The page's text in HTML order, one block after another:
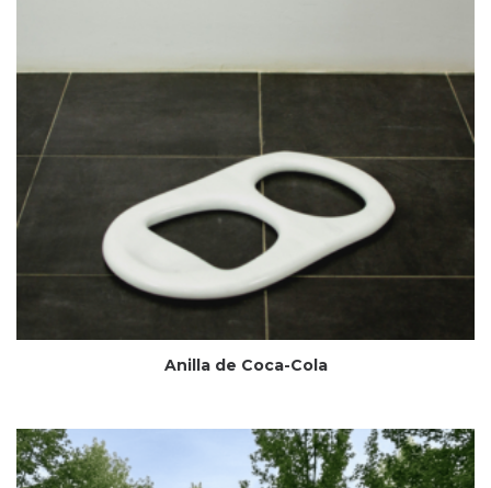
Anilla de Coca-Cola